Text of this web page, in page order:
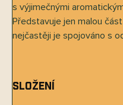
s výjimečnými
Představuje jen malou
nejčastěji je spojováno s
Složení